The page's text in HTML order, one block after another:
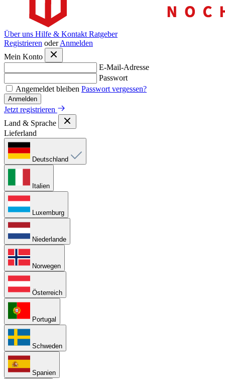
Über uns Hilfe & Kontakt Ratgeber
Registrieren oder Anmelden
Mein Konto
E-Mail-Adresse
Passwort
Angemeldet bleiben Passwort vergessen?
Anmelden
Jetzt registrieren
Land & Sprache
Lieferland
Deutschland
Italien
Luxemburg
Niederlande
Norwegen
Österreich
Portugal
Schweden
Spanien